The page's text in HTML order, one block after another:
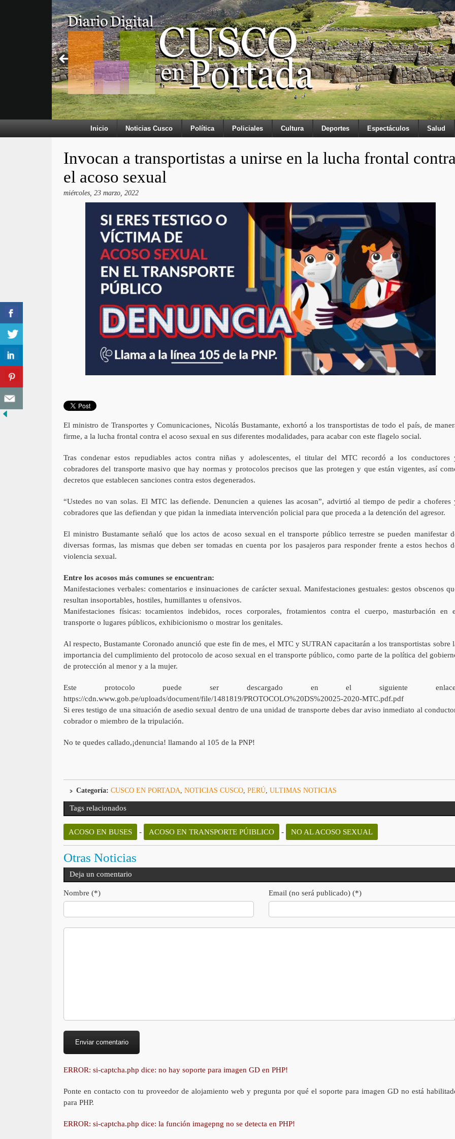
Inicio Noticias Cusco Política Policiales Cultura Deportes Espectáculos Salud
Invocan a transportistas a unirse en la lucha frontal
el acoso sexual
miércoles, 23 marzo, 2022
El ministro de Transportes y Comunicaciones, Nicolás Bustamante, exhortó a los transportistas de todo el país, de
firme, a la lucha frontal contra el acoso sexual en sus diferentes modalidades, para acabar con este flagelo social.
Tras condenar estos repudiables actos contra niñas y adolescentes, el titular del MTC recordó a los conductores
cobradores del transporte masivo que hay normas y protocolos precisos que las protegen y que están vigentes, así
decretos que establecen sanciones contra estos degenerados.
“Ustedes no van solas. El MTC las defiende. Denuncien a quienes las acosan”, advirtió al tiempo de pedir a choferes
cobradores que las defiendan y que pidan la inmediata intervención policial para que proceda a la detención del agresor.
El ministro Bustamante señaló que los actos de acoso sexual en el transporte público terrestre se pueden manifestar
diversas formas, las mismas que deben ser tomadas en cuenta por los pasajeros para responder frente a estos hechos
violencia sexual.
Entre los acosos más comunes se encuentran:
Manifestaciones verbales: comentarios e insinuaciones de carácter sexual. Manifestaciones gestuales: gestos obscenos
resultan insoportables, hostiles, humillantes u ofensivos.
Manifestaciones físicas: tocamientos indebidos, roces corporales, frotamientos contra el cuerpo, masturbación en
transporte o lugares públicos, exhibicionismo o mostrar los genitales.
Al respecto, Bustamante Coronado anunció que este fin de mes, el MTC y SUTRAN capacitarán a los transportistas sobre
importancia del cumplimiento del protocolo de acoso sexual en el transporte público, como parte de la política del
de protección al menor y a la mujer.
Este protocolo puede ser descargado en el siguiente
https://cdn.www.gob.pe/uploads/document/file/1481819/PROTOCOLO%20DS%20025-2020-MTC.pdf.pdf
Si eres testigo de una situación de asedio sexual dentro de una unidad de transporte debes dar aviso inmediato al
cobrador o miembro de la tripulación.
No te quedes callado,¡denuncia! llamando al 105 de la PNP!
Categoría: CUSCO EN PORTADA NOTICIAS CUSCO, PERÚ, ULTIMAS NOTICIAS
Tags relacionados
ACOSO EN BUSES - ACOSO EN TRANSPORTE PÚIBLICO - NO AL ACOSO SEXUAL
Otras Noticias
Deja un comentario
Nombre (*) Email (no será publicado) (*)
ERROR: si-captcha.php dice: no hay soporte para imagen GD en PHP!
Ponte en contacto con tu proveedor de alojamiento web y pregunta por qué el soporte para imagen GD no está
para PHP.
ERROR: si-captcha.php dice: la función imagepng no se detecta en PHP!